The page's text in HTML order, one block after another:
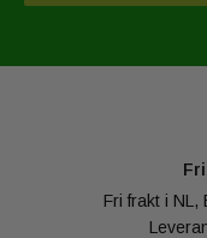
Fri frakt i NL,